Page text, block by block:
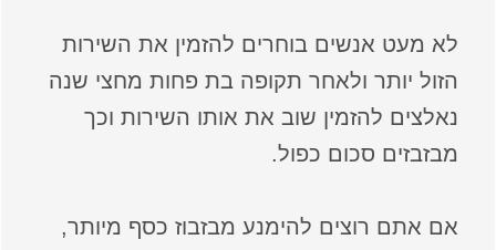
לא מעט אנשים בוחרים להזמין את השירות
הזול יותר ולאחר תקופה בת פחות מחצי שנה
נאלצים להזמין שוב את אותו השירות וכך
מבזבזים סכום כפול.
אם אתם רוצים להימנע מבזבוז כסף מיותר,